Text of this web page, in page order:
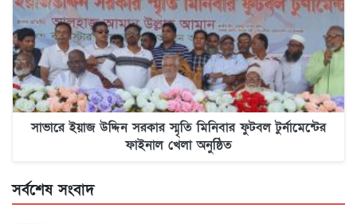
সাভারে ইয়াজ উদ্দিন সরকার স্মৃতি মিনিবার ফুটবল টুর্নামেন্টের
ফাইনাল খেলা অনুষ্ঠিত
সর্বশেষ সংবাদ